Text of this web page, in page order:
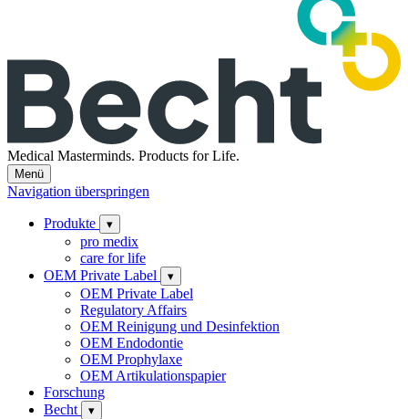
Medical Masterminds. Products for Life.
Menü
Navigation überspringen
Produkte ▾
pro medix
care for life
OEM Private Label
▾
OEM Private Label
Regulatory Affairs
OEM Reinigung und Desinfektion
OEM Endodontie
OEM Prophylaxe
OEM Artikulationspapier
Forschung
Becht
▾